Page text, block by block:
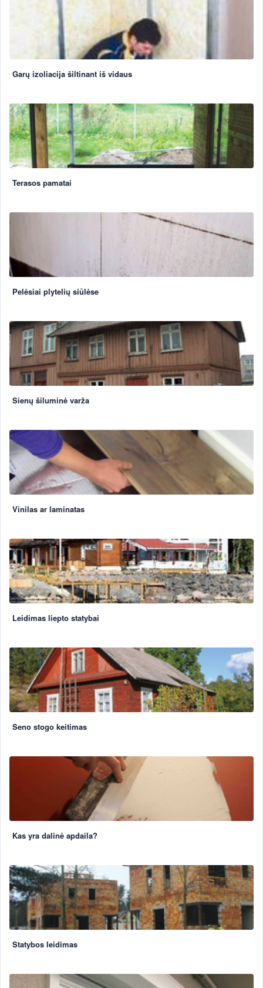
Garų izoliacija šiltinant iš vidaus
Terasos pamatai
Pelėsiai plytelių siūlėse
Sienų šiluminė varža
Vinilas ar laminatas
Leidimas liepto statybai
Seno stogo keitimas
Kas yra dalinė apdaila?
Statybos leidimas